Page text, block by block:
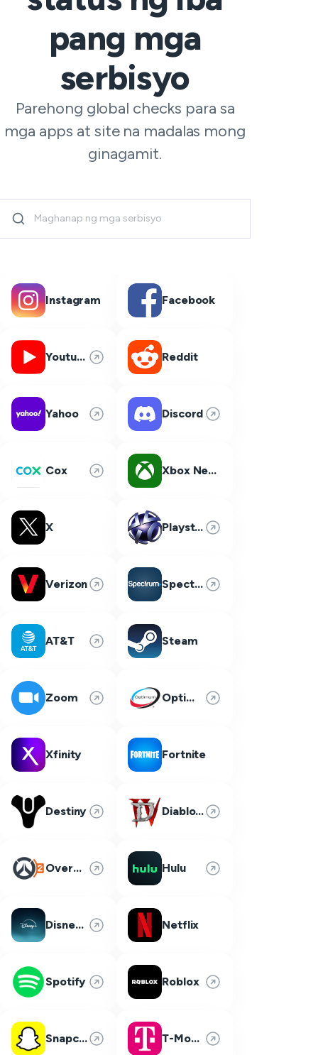
pang mga
serbisyo
Parehong global checks para sa
mga apps at site na madalas mong
ginagamit.
Instagram Facebook
Youtube Reddit
Yahoo Discord
Cox Xbox Network
X Playstation Network
Verizon Spectrum
AT&T Steam
Zoom Optimum
Xfinity Fortnite
Destiny Diablo 4
Overwatch 2 Hulu
Disney Plus Netflix
Spotify Roblox
Snapchat T-Mobile